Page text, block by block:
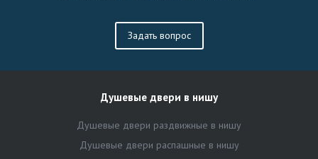
Задать вопрос
Душевые двери в нишу
Душевые двери раздвижные в нишу
Душевые двери распашные в нишу